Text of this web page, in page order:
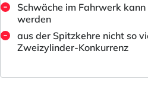
Schwäche im Fahrwerk
werden
aus der Spitzkehre nicht so
Zweizylinder-Konkurrenz